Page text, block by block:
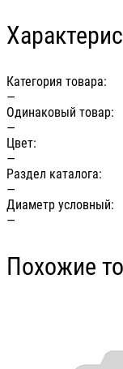
Категория товара:
—
Одинаковый товар:
—
Цвет:
—
Раздел каталога:
—
Диаметр условный:
—
Похожие